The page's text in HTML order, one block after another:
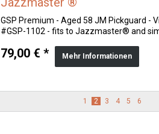
GSP Premium - Aged 58 JM Pickguard -
#GSP-1102 - fits to Jazzmaster® and
79,00 € * Mehr Informationen
1 2 3 4 5 6